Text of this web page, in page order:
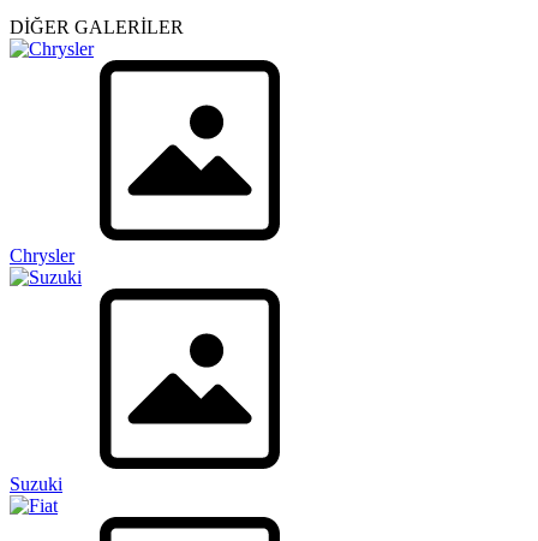
DİĞER GALERİLER
Chrysler
Suzuki